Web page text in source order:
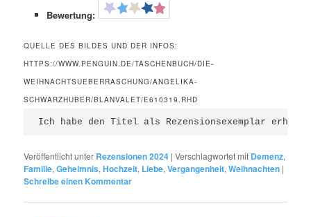
Bewertung:
QUELLE DES BILDES UND DER INFOS:
HTTPS://WWW.PENGUIN.DE/TASCHENBUCH/DIE-
WEIHNACHTSUEBERRASCHUNG/ANGELIKA-
SCHWARZHUBER/BLANVALET/E610319.RHD
Ich habe den Titel als Rezensionsexemplar
Veröffentlicht unter Rezensionen 2024 |Verschlagwortet mit Demenz,
Familie,Geheimnis,Hochzeit, Liebe,Vergangenheit,Weihnachten |
Schreibe einen Kommentar